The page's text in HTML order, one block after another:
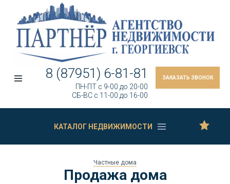
ЗАКАЗАТЬ ЗВОНОК
8 (87951) 6-81-81
ПН-ПТ c 9-00 до 20-00
СБ-ВС c 11-00 до 16-00
КАТАЛОГ НЕДВИЖИМОСТИ
Частные дома
Продажа дома